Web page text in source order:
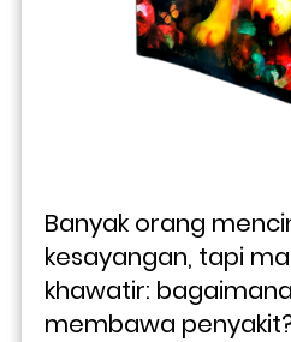
Banyak orang
kesayangan, tapi
khawatir:
membawa